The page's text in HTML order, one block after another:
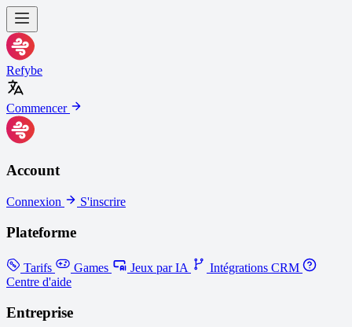
Refybe
Commencer
Account
Connexion S'inscrire
Plateforme
Tarifs Games Jeux par IA
Intégrations CRM
Centre d'aide
Entreprise